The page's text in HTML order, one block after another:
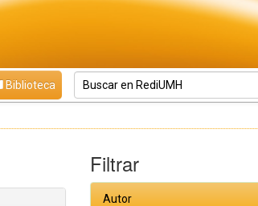
Biblioteca
Filtrar
Autor